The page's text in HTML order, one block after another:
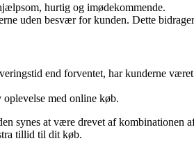
hurtig og imødekommende.
uden besvær for kunden. Dette
end forventet, har kunderne
med online køb.
synes at være drevet af kombinationen
tillid til dit køb.